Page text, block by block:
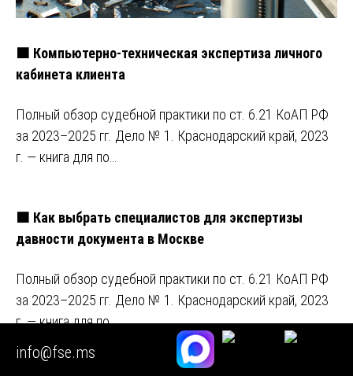
🟧 Компьютерно-техническая экспертиза личного
кабинета клиента
Полный обзор судебной практики по ст. 6.21 КоАП РФ
за 2023–2025 гг. Дело № 1. Краснодарский край, 2023
г. — книга для по…
🟧 Как выбрать специалистов для экспертизы
давности документа в Москве
Полный обзор судебной практики по ст. 6.21 КоАП РФ
за 2023–2025 гг. Дело № 1. Краснодарский край, 2023
г. — книга для по…
info@fse.ms